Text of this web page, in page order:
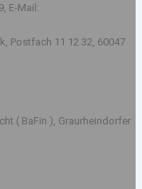
E-Mail:
Postfach 11 12 32, 60047
( BaFin ), Graurheindorfer